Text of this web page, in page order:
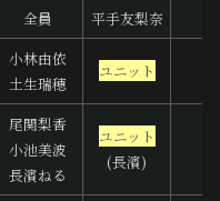
全員
平手友梨奈
小林由依
土生瑞穂
ユニット
尾関梨香
小池美波
長濱ねる
ユニット
(長濱)